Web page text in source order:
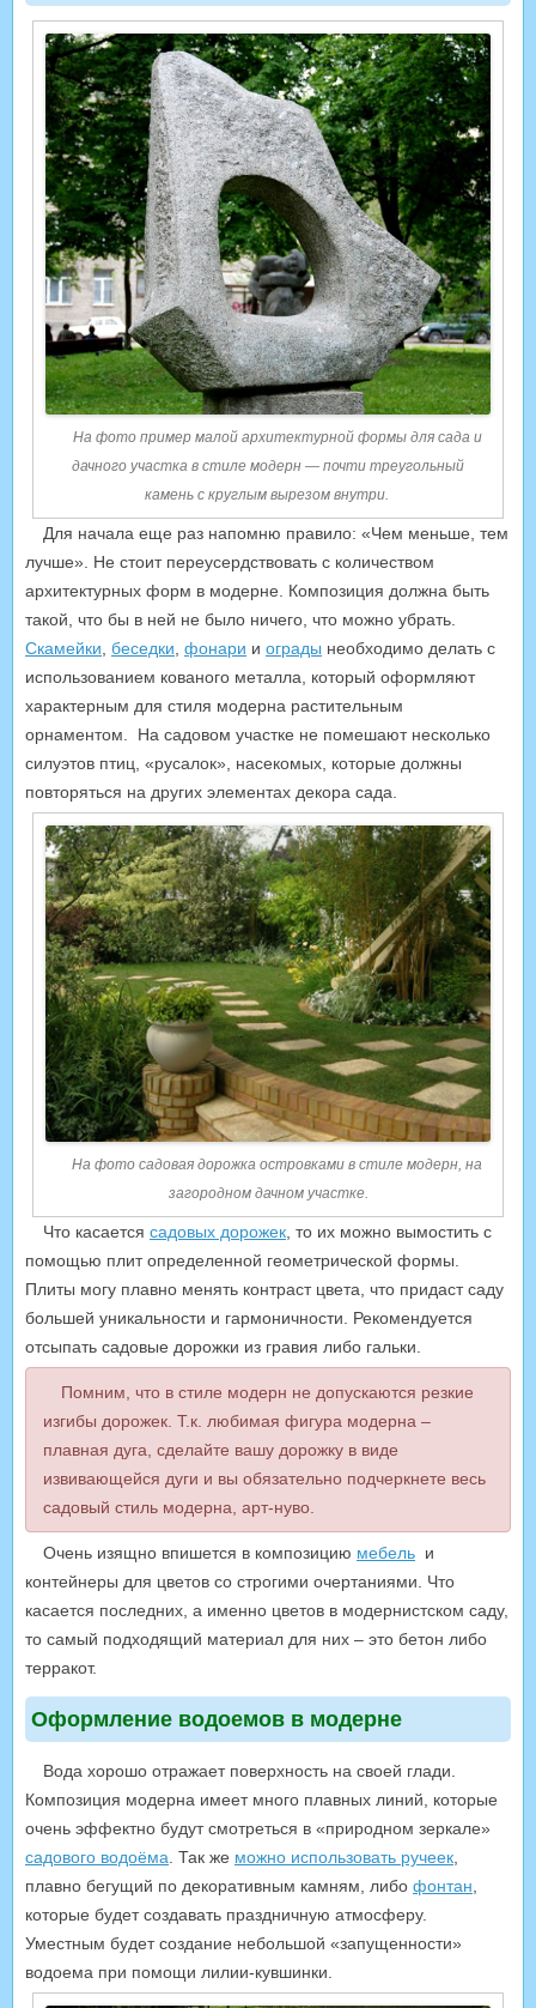
На фото пример малой архитектурной формы для сада и
дачного участка в стиле модерн — почти треугольный
камень с круглым вырезом внутри.
Для начала еще раз напомню правило: «Чем меньше, тем
лучше». Не стоит переусердствовать с количеством
архитектурных форм в модерне. Композиция должна быть
такой, что бы в ней не было ничего, что можно убрать.
Скамейки беседки фонари и ограды необходимо делать с
использованием кованого металла, который оформляют
характерным для стиля модерна растительным
орнаментом. На садовом участке не помешают несколько
силуэтов птиц, «русалок», насекомых, которые должны
повторяться на других элементах декора сада.
На фото садовая дорожка островками в стиле модерн, на
загородном дачном участке.
Что касается садовых дорожек, то их можно вымостить с
помощью плит определенной геометрической формы.
Плиты могу плавно менять контраст цвета, что придаст саду
большей уникальности и гармоничности. Рекомендуется
отсыпать садовые дорожки из гравия либо гальки.
Помним, что в стиле модерн не допускаются резкие
изгибы дорожек. Т.к. любимая фигура модерна –
плавная дуга, сделайте вашу дорожку в виде
извивающейся дуги и вы обязательно подчеркнете весь
садовый стиль модерна, арт-нуво.
Очень изящно впишется в композицию мебель и
контейнеры для цветов со строгими очертаниями. Что
касается последних, а именно цветов в модернистском саду,
то самый подходящий материал для них – это бетон либо
терракот.
Оформление водоемов в модерне
Вода хорошо отражает поверхность на своей глади.
Композиция модерна имеет много плавных линий, которые
очень эффектно будут смотреться в «природном зеркале»
садового водоёма. Так же можно использовать ручеек,
плавно бегущий по декоративным камням, либо фонтан,
которые будет создавать праздничную атмосферу.
Уместным будет создание небольшой «запущенности»
водоема при помощи лилии-кувшинки.